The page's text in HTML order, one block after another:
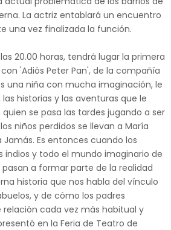
La actriz entablará un encuentro
una vez finalizada la función.
las 20.00 horas, tendrá lugar la primera
'Adiós Peter Pan', de la compañía
una niña con mucha imaginación, le
historias y las aventuras que le
se pasa las tardes jugando a ser
niños perdidos se llevan a María
Es entonces cuando los
indios y todo el mundo imaginario de
a formar parte de la realidad
historia que nos habla del vínculo
y de cómo los padres
cada vez más habitual y
en la Feria de Teatro de